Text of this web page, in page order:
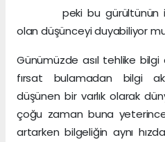
peki bu
olan düşünceyi duyabiliyor
Günümüzde asıl tehlike
fırsat bulamadan bilgi
düşünen bir varlık olarak
çoğu zaman buna
artarken bilgeliğin aynı